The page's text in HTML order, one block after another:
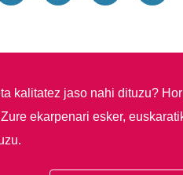
kalitatez jaso nahi dituzu?
Zure ekarpenari esker,